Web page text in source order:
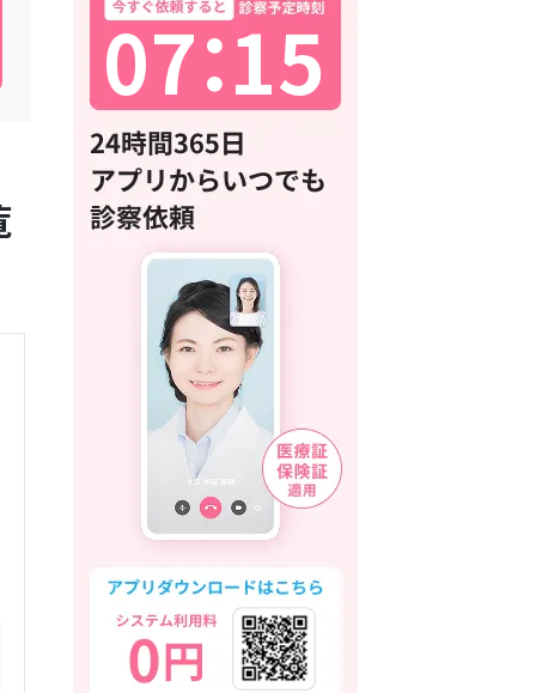
07：
15